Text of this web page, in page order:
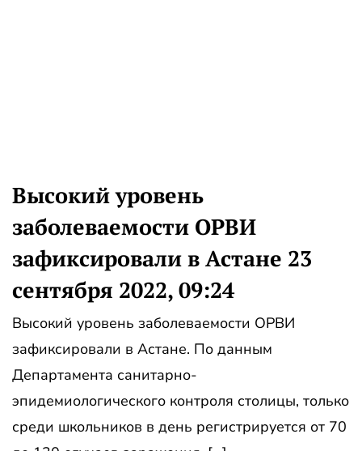
Высокий уровень
заболеваемости ОРВИ
зафиксировали в Астане 23
сентября 2022, 09:24
Высокий уровень заболеваемости ОРВИ
зафиксировали в Астане. По данным
Департамента санитарно-
эпидемиологического контроля столицы, только
среди школьников в день регистрируется от 70